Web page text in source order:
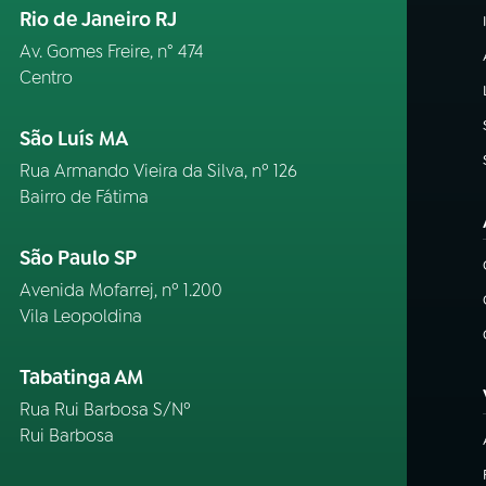
Rio de Janeiro RJ
Av. Gomes Freire, n° 474
Centro
São Luís MA
Rua Armando Vieira da Silva, nº 126
Bairro de Fátima
São Paulo SP
Avenida Mofarrej, nº 1.200
Vila Leopoldina
Tabatinga AM
Rua Rui Barbosa S/Nº
Rui Barbosa